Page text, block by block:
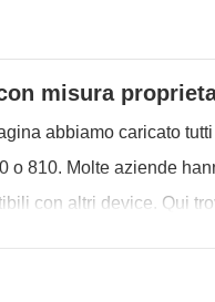
misura
abbiamo caricato
o 810. Molte aziende
con altri device. Qui